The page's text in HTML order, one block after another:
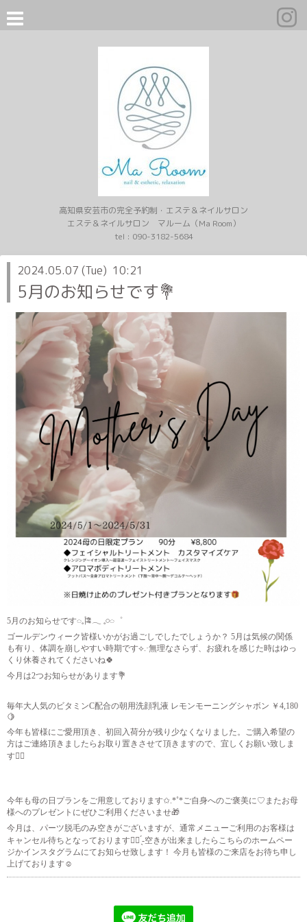
高知県安芸市の完全予約制・エステ＆ネイルサロン
エステ＆ネイルサロン マルーム（Ma Room）
tel : 090-3182-5684
2024.05.07 (Tue) 10:21
5月のお知らせです💐
5月のお知らせです◌𓈒🎏𓂃 𓈒𓏸◌゜
ゴールデンウィーク皆様いかがお過ごしでしたでしょうか？ 5月は気候の関係
も有り、体調を崩しやすい時期です⟡.·無理なさらず、お疲れを感じた時はゆっ
くり休養されてくださいね🍀
今月は2つお知らせがあります💐
毎年大人気のビタミンC配合の朝用洗顔乳液 レモンモーニングシャボン ￥4,180
🍋
今年も皆様にご愛用頂き、初回入荷分が残り少なくなりました。ご購入希望の
方はご連絡頂きましたらお取り置きさせて頂きますので、宜しくお願い致しま
す🙇‍♀️
今年も母の日プランをご用意しております✩.*˚*ご自身へのご褒美に♡またお母
様へのプレゼントにぜひご利用くださいませ🎁
今月は、パーツ脱毛のみ空きがございますが、通常メニューご利用のお客様は
キャンセル待ちとなっております🙇‍♀️ ̖́-空きが出来ましたらこちらのホームペー
ジかインスタグラムにてお知らせ致します！ 今月も皆様のご来店をお待ち申し
上げております☺︎